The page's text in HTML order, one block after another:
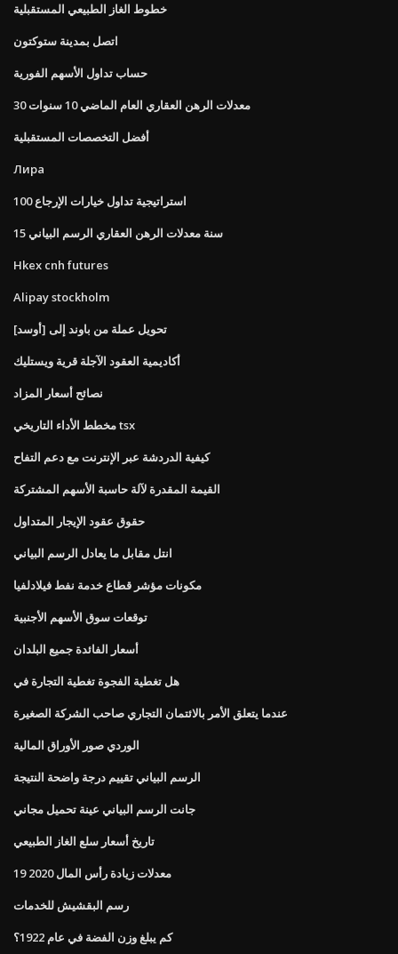
خطوط الغاز الطبيعي المستقبلية
اتصل بمدينة ستوكتون
حساب تداول الأسهم الفورية
30 معدلات الرهن العقاري العام الماضي 10 سنوات
أفضل التخصصات المستقبلية
Лира
استراتيجية تداول خيارات الإرجاع 100
15 سنة معدلات الرهن العقاري الرسم البياني
Hkex cnh futures
Alipay stockholm
تحويل عملة من باوند إلى [أوسد]
أكاديمية العقود الآجلة قرية ويستليك
نصائح أسعار المزاد
مخطط الأداء التاريخي tsx
كيفية الدردشة عبر الإنترنت مع دعم التفاح
القيمة المقدرة لآلة حاسبة الأسهم المشتركة
حقوق عقود الإيجار المتداول
انتل مقابل ما يعادل الرسم البياني
مكونات مؤشر قطاع خدمة نفط فيلادلفيا
توقعات سوق الأسهم الأجنبية
أسعار الفائدة جميع البلدان
هل تغطية الفجوة تغطية التجارة في
عندما يتعلق الأمر بالائتمان التجاري صاحب الشركة الصغيرة
الوردي صور الأوراق المالية
الرسم البياني تقييم درجة واضحة النتيجة
جانت الرسم البياني عينة تحميل مجاني
تاريخ أسعار سلع الغاز الطبيعي
معدلات زيادة رأس المال 2020 19
رسم البقشيش للخدمات
كم يبلغ وزن الفضة في عام 1922؟